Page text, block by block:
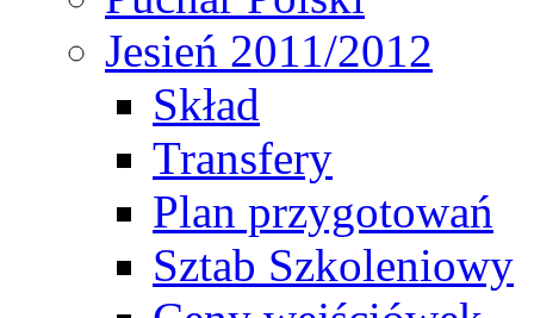
Jesień 2011/2012
Skład
Transfery
Plan przygotowań
Sztab Szkoleniowy